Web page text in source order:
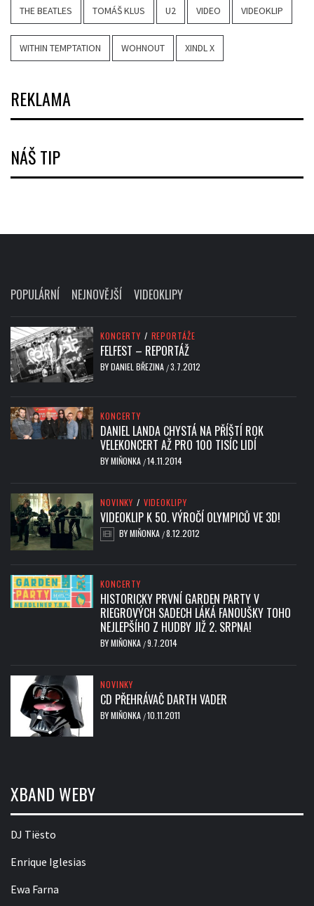
THE BEATLES TOMÁŠ KLUS U2 VIDEO VIDEOKLIP
WITHIN TEMPTATION WOHNOUT XINDL X
REKLAMA
NÁŠ TIP
POPULÁRNÍ NEJNOVĚJŠÍ VIDEOKLIPY
KONCERTY / REPORTÁŽE
FELFEST – REPORTÁŽ
BYDANIEL BŘEZINA /3.7.2012
KONCERTY
DANIEL LANDA CHYSTÁ NA PŘÍŠTÍ ROK
VELEKONCERT AŽ PRO 100 TISÍC LIDÍ
BYMIŇONKA /14.11.2014
NOVINKY / VIDEOKLIPY
VIDEOKLIP K 50. VÝROČÍ OLYMPICŮ VE 3D!
BYMIŇONKA /8.12.2012
KONCERTY
HISTORICKY PRVNÍ GARDEN PARTY V
RIEGROVÝCH SADECH LÁKÁ FANOUŠKY TOHO
NEJLEPŠÍHO Z HUDBY JIŽ 2. SRPNA!
BYMIŇONKA /9.7.2014
NOVINKY
CD PŘEHRÁVAČ DARTH VADER
BYMIŇONKA /10.11.2011
XBAND WEBY
DJ Tiësto
Enrique Iglesias
Ewa Farna